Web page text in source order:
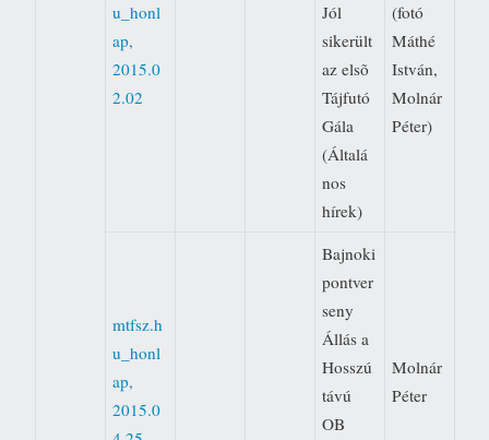
u_honl
ap,
2015.0
2.02
Jól
sikerült
az elsõ
Tájfutó
Gála
(Általá
nos
hírek)
(fotó
Máthé
István,
Molnár
Péter)
mtfsz.h
u_honl
ap,
2015.0
Bajnoki
pontver
seny 
Állás a
Hosszú
távú
OB
Molnár
Péter